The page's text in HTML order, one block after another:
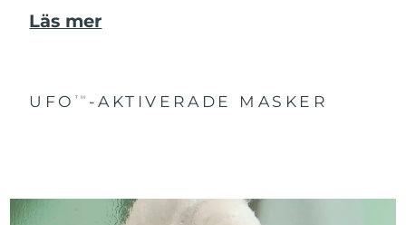
Läs mer
UFO TM -AKTIVERADE MASKER